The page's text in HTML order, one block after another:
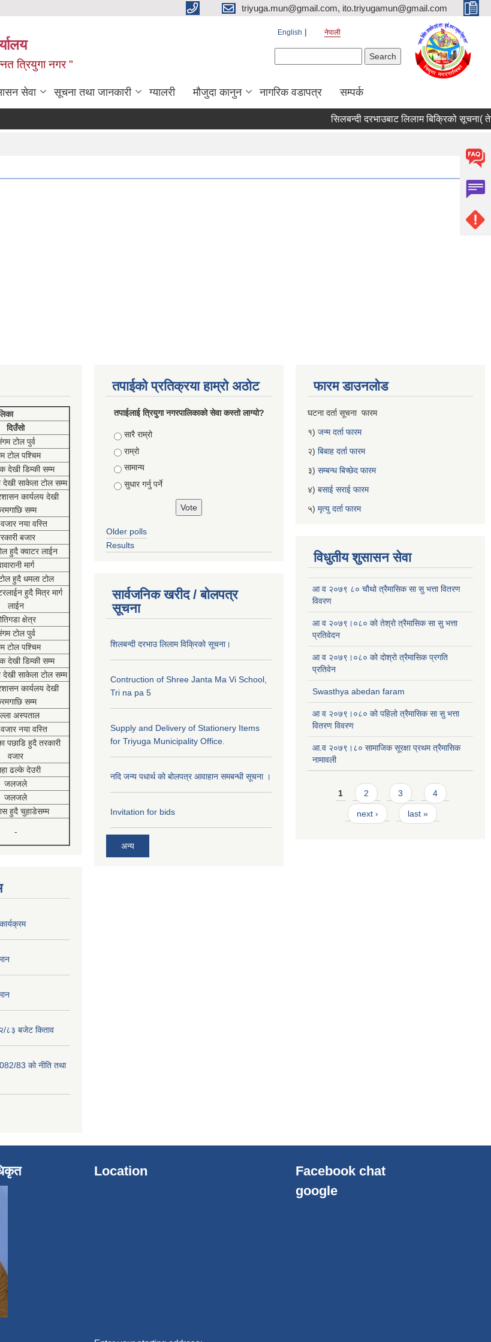
triyuga.mun@gmail.com, ito.triyugamun@gmail.com
त्रियुगा नगर "
English नेपाली
सेवा सूचना तथा जानकारी ग्यालरी मौजुदा कानुन नागरिक वडापत्र सम्पर्क
सिलबन्दी दरभाउबाट लिलाम बिक्रिको सूचना(
दिउँसो
टोल पुर्व
टोल पश्चिम
देखी डिम्की सम्म
साकेला टोल सम्म
कार्यलय देखी
सम्म
नया वस्ति
बजार
हुदै क्वाटर लाईन
मार्ग
हुदै धमला टोल
हुदै मित्र मार्ग
लाईन
क्षेत्र
टोल पुर्व
टोल पश्चिम
देखी डिम्की सम्म
साकेला टोल सम्म
कार्यलय देखी
सम्म
अस्पताल
नया वस्ति
पछाडि हुदै तरकारी
वजार
ढल्के देउरी
जलजले
जलजले
हुदै चुहाडेसम्म
-
८३ बजेट किताव
83 को नीति तथा
तपाईको प्रतिक्रया हाम्रो अठोट
तपाईलाई त्रियुगा नगरपालिकाको सेवा कस्तो लाग्यो?
Choices
सारै राम्रो
राम्रो
सामान्य
सुधार गर्नु पर्ने
Older polls
Results
सार्वजनिक खरीद / बोलपत्र
सूचना
शिलबन्दी दरभाउ लिलाम विक्रिको सूचना।
Contruction of Shree Janta Ma Vi School,
Tri na pa 5
Supply and Delivery of Stationery Items
for Triyuga Municipality Office.
नदि जन्य पधार्थ को बोलपत्र आवाहान समबन्धी सूचना ।
Invitation for bids
अन्य
फारम डाउनलोड
घटना दर्ता सूचना फारम
१) जन्म दर्ता फारम
२) बिबाह दर्ता फारम
३) सम्बन्ध बिच्छेद फारम
४) बसाई सराई फारम
५) मृत्यु दर्ता फारम
विधुतीय शुसासन सेवा
आ व २०७९ ८० चौथो त्रैमासिक सा सु भत्ता वितरण
विवरण
आ व २०७९।०८० को तेश्रो त्रैमासिक सा सु भत्ता
प्रतिवेदन
आ व २०७९।०८० को दोश्रो त्रैमासिक प्रगति
प्रतिवेन
Swasthya abedan faram
आ व २०७९।०८० को पहिलो त्रैमासिक सा सु भत्ता
वितरण विवरण
आ.व २०७९।८० सामाजिक सूरक्षा प्रथम त्रैमासिक
नामावली
Pages
1 2 3 4
next › last »
Location
Facebook chat
google